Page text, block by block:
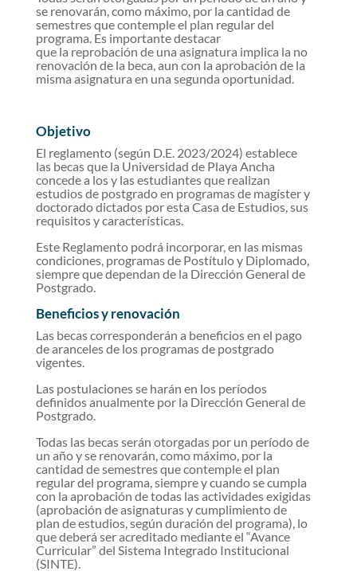
se renovarán, como máximo, por la cantidad de
semestres que contemple el plan regular del
programa. Es importante destacar
que la reprobación de una asignatura implica la no
renovación de la beca, aun con la aprobación de la
misma asignatura en una segunda oportunidad.
Objetivo
El reglamento (según D.E. 2023/2024) establece
las becas que la Universidad de Playa Ancha
concede a los y las estudiantes que realizan
estudios de postgrado en programas de magíster y
doctorado dictados por esta Casa de Estudios, sus
requisitos y características.
Este Reglamento podrá incorporar, en las mismas
condiciones, programas de Postítulo y Diplomado,
siempre que dependan de la Dirección General de
Postgrado.
Beneficios y renovación
Las becas corresponderán a beneficios en el pago
de aranceles de los programas de postgrado
vigentes.
Las postulaciones se harán en los períodos
definidos anualmente por la Dirección General de
Postgrado.
Todas las becas serán otorgadas por un período de
un año y se renovarán, como máximo, por la
cantidad de semestres que contemple el plan
regular del programa, siempre y cuando se cumpla
con la aprobación de todas las actividades exigidas
(aprobación de asignaturas y cumplimiento de
plan de estudios, según duración del programa), lo
que deberá ser acreditado mediante el “Avance
Curricular” del Sistema Integrado Institucional
(SINTE).